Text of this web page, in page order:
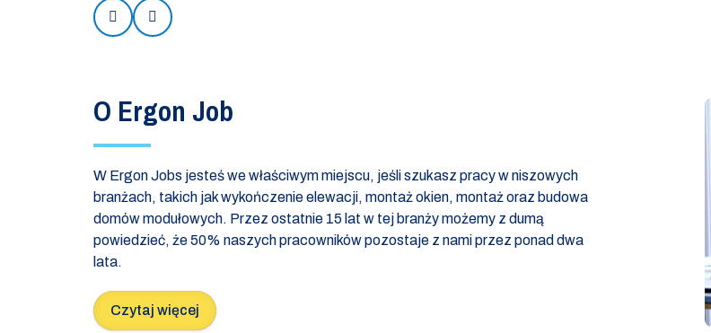
Prev Next
O Ergon Job
W Ergon Jobs jesteś we właściwym miejscu, jeśli szukasz pracy w niszowych
branżach, takich jak wykończenie elewacji, montaż okien, montaż oraz budowa
domów modułowych. Przez ostatnie 15 lat w tej branży możemy z dumą
powiedzieć, że 50% naszych pracowników pozostaje z nami przez ponad dwa
lata.
Czytaj więcej